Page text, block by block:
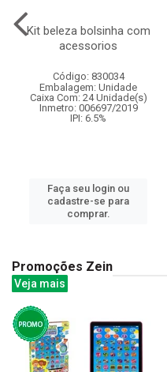
Kit beleza bolsinha com
acessorios
Código: 830034
Embalagem: Unidade
Caixa Com: 24 Unidade(s)
Inmetro: 006697/2019
IPI: 6.5%
Faça seu login ou
cadastre-se para
comprar.
Promoções Zein
Veja mais